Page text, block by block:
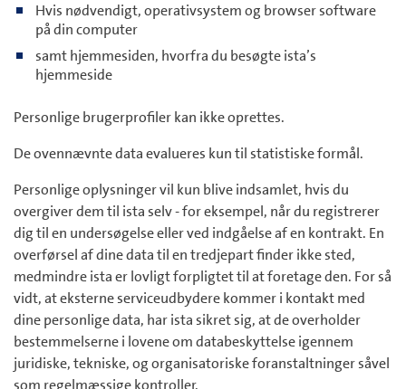
Hvis nødvendigt, operativsystem og browser software
på din computer
samt hjemmesiden, hvorfra du besøgte ista’s
hjemmeside
Personlige brugerprofiler kan ikke oprettes.
De ovennævnte data evalueres kun til statistiske formål.
Personlige oplysninger vil kun blive indsamlet, hvis du
overgiver dem til ista selv - for eksempel, når du registrerer
dig til en undersøgelse eller ved indgåelse af en kontrakt. En
overførsel af dine data til en tredjepart finder ikke sted,
medmindre ista er lovligt forpligtet til at foretage den. For så
vidt, at eksterne serviceudbydere kommer i kontakt med
dine personlige data, har ista sikret sig, at de overholder
bestemmelserne i lovene om databeskyttelse igennem
juridiske, tekniske, og organisatoriske foranstaltninger såvel
som regelmæssige kontroller.